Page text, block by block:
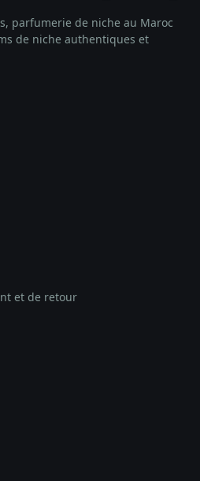
parfumerie de niche au Maroc
de niche authentiques et
et de retour